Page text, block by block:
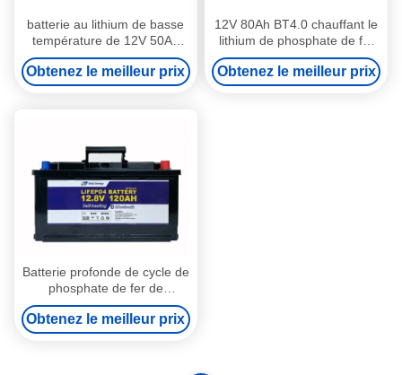
batterie au lithium de basse
température de 12V 50Ah
BT4.0 pour des loisirs
médicaux
Obtenez le meilleur prix
12V 80Ah BT4.0 chauffant le
lithium de phosphate de fer
de Marine Lithium Battery
Camping Car
Obtenez le meilleur prix
Batterie profonde de cycle de
phosphate de fer de
BatteryLithium de loisirs de
lithium de BT4.0 120Ah 12V
Obtenez le meilleur prix